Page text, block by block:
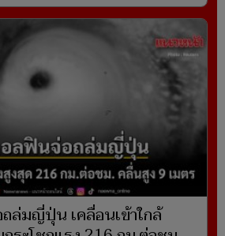
ล่มญี่ปุ่น เคลื่อนเข้าใกล้